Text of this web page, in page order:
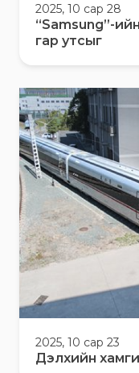
2025, 10 сар 28
“Samsung”-
гар утсыг
2025, 10 сар 23
Дэлхийн